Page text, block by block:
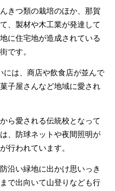
きつ類の栽培のほか、那賀
、製材や木工業が発達して
に住宅地が造成されている
です。
には、商店や飲食店が並んで
子屋さんなど地域に愛され
ら愛される伝統校となって
、防球ネットや夜間照明が
行われています。
沿い緑地に出かけ思いっき
で出向いて山登りなども行